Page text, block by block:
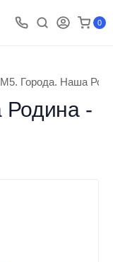
0
Города. Наша
-